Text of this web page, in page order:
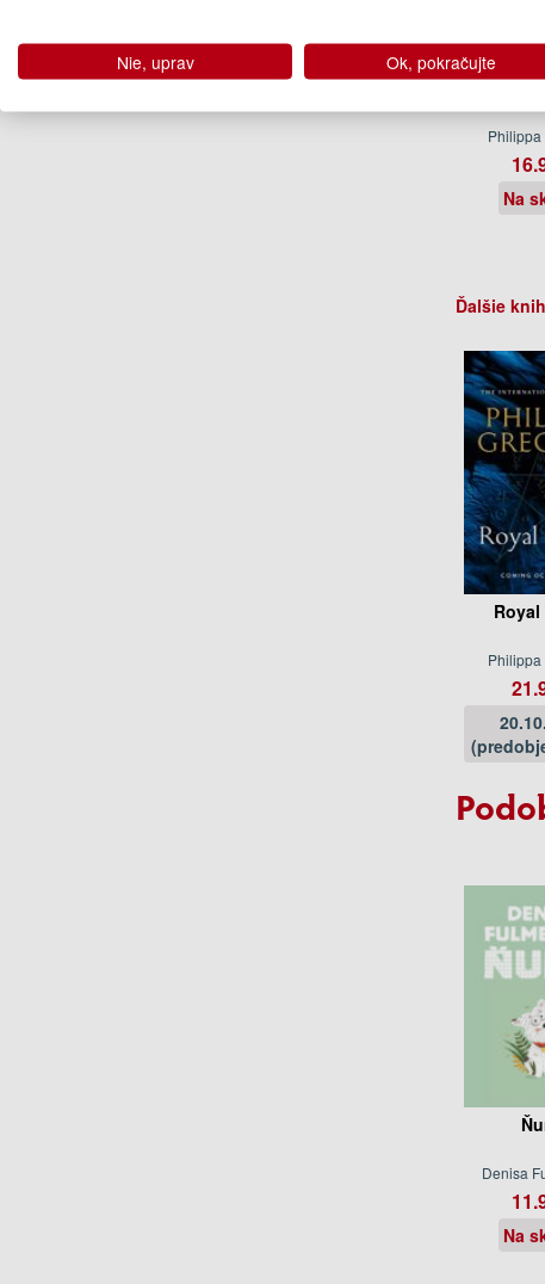
Philippa
Na
Ďalšie
Philippa
Denisa
Na
Nie, uprav Ok, pokračujte